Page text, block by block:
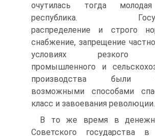
очутилась тогда
республика.
распределение и строго
снабжение, запрещение
условиях резкого
промышленного и
производства были
возможными способами
класс и завоевания революции.
В то же время в
Советского государства в